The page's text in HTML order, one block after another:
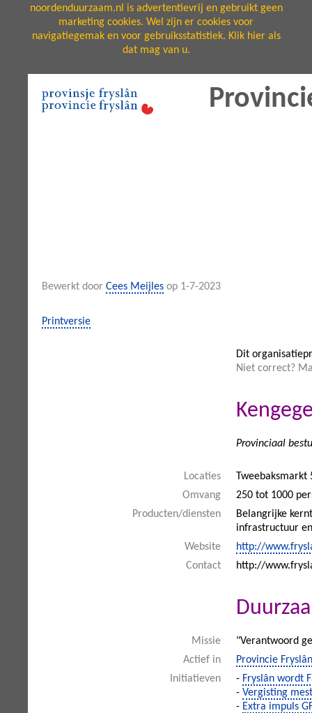
noordenduurzaam.nl is advertentievrij en gebruikt geen
marketing cookies. Wel zijn er cookies voor
navigatiegemak en voor gebruiksstatistiek. Klik hier als
dat mag van u.
Bewerkt door Cees Meijles op 1-7-2023
Printversie
Dit
Niet correct?
Provinciaal
Locaties
Tweebaksmarkt
Omvang
250 tot 1000
Producten/diensten
Belangrijke
infrastructuur
Website
http://
Contact
http://
Missie
"Verantwoord
Actief in
Provincie Fryslân
Initiatieven
- Fryslân wordt
- Vergisting
- Extra impuls